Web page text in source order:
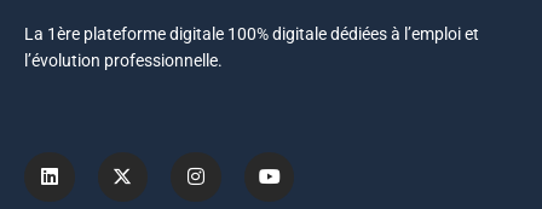
La 1ère plateforme digitale 100% digitale dédiées à l’emploi et
l’évolution professionnelle.